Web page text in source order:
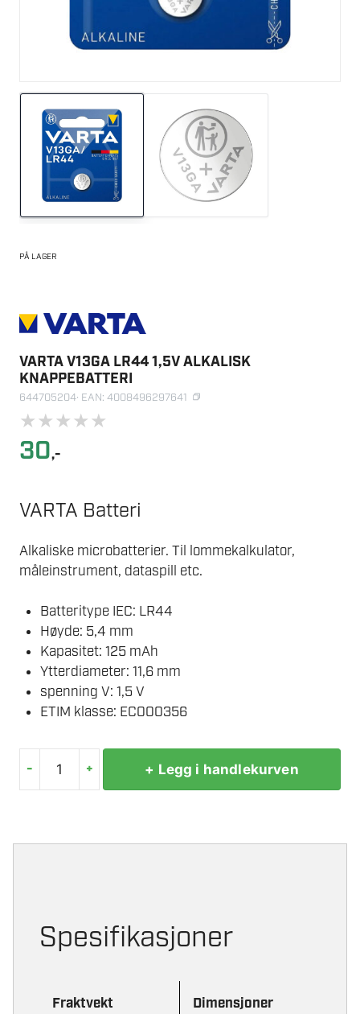
PÅ LAGER
VARTA V13GA LR44 1,5V ALKALISK
KNAPPEBATTERI
644705204· EAN: 4008496297641
★★★★★
30,-
VARTA Batteri
Alkaliske microbatterier. Til lommekalkulator,
måleinstrument, dataspill etc.
Batteritype IEC: LR44
Høyde: 5,4 mm
Kapasitet: 125 mAh
Ytterdiameter: 11,6 mm
spenning V: 1,5 V
ETIM klasse: EC000356
- + + Legg i handlekurven
Spesifikasjoner
Fraktvekt
Dimensjoner